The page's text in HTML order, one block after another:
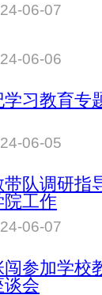
06-07
06-06
习教育专
06-05
带队调研指
院工作
06-07
参加学校
谈会